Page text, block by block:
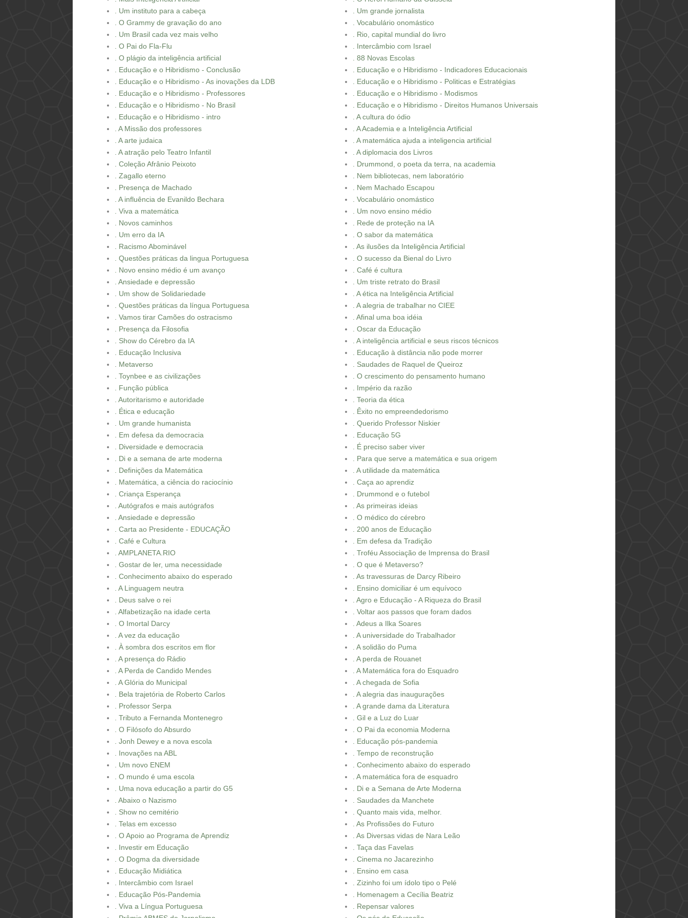
. Um instituto para a cabeça
. Um grande jornalista
. O Grammy de gravação do ano
. Vocabulário onomástico
. Um Brasil cada vez mais velho
. Rio, capital mundial do livro
. O Pai do Fla-Flu
. Intercâmbio com Israel
. O plágio da inteligência artificial
. 88 Novas Escolas
. Educação e o Hibridismo - Conclusão
. Educação e o Hibridismo - Indicadores Educacionais
. Educação e o Hibridismo - As inovações da LDB
. Educação e o Hibridismo - Politicas e Estratégias
. Educação e o Hibridismo - Professores
. Educação e o Hibridismo - Modismos
. Educação e o Hibridismo - No Brasil
. Educação e o Hibridismo - Direitos Humanos Universais
. Educação e o Hibridismo - intro
. A cultura do ódio
. A Missão dos professores
. A Academia e a Inteligência Artificial
. A arte judaica
. A matemática ajuda a inteligencia artificial
. A atração pelo Teatro Infantil
. A diplomacia dos Livros
. Coleção Afrânio Peixoto
. Drummond, o poeta da terra, na academia
. Zagallo eterno
. Nem bibliotecas, nem laboratório
. Presença de Machado
. Nem Machado Escapou
. A influência de Evanildo Bechara
. Vocabulário onomástico
. Viva a matemática
. Um novo ensino médio
. Novos caminhos
. Rede de proteção na IA
. Um erro da IA
. O sabor da matemática
. Racismo Abominável
. As ilusões da Inteligência Artificial
. Questões práticas da lingua Portuguesa
. O sucesso da Bienal do Livro
. Novo ensino médio é um avanço
. Café é cultura
. Ansiedade e depressão
. Um triste retrato do Brasil
. Um show de Solidariedade
. A ética na Inteligência Artificial
. Questões práticas da língua Portuguesa
. A alegria de trabalhar no CIEE
. Vamos tirar Camões do ostracismo
. Afinal uma boa idéia
. Presença da Filosofia
. Oscar da Educação
. Show do Cérebro da IA
. A inteligência artificial e seus riscos técnicos
. Educação Inclusiva
. Educação à distância não pode morrer
. Metaverso
. Saudades de Raquel de Queiroz
. Toynbee e as civilizações
. O crescimento do pensamento humano
. Função pública
. Império da razão
. Autoritarismo e autoridade
. Teoria da ética
. Ética e educação
. Êxito no empreendedorismo
. Um grande humanista
. Querido Professor Niskier
. Em defesa da democracia
. Educação 5G
. Diversidade e democracia
. É preciso saber viver
. Di e a semana de arte moderna
. Para que serve a matemática e sua origem
. Definições da Matemática
. A utilidade da matemática
. Matemática, a ciência do raciocínio
. Caça ao aprendiz
. Criança Esperança
. Drummond e o futebol
. Autógrafos e mais autógrafos
. As primeiras ideias
. Ansiedade e depressão
. O médico do cérebro
. Carta ao Presidente - EDUCAÇÃO
. 200 anos de Educação
. Café e Cultura
. Em defesa da Tradição
. AMPLANETA.RIO
. Troféu Associação de Imprensa do Brasil
. Gostar de ler, uma necessidade
. O que é Metaverso?
. Conhecimento abaixo do esperado
. As travessuras de Darcy Ribeiro
. A Linguagem neutra
. Ensino domiciliar é um equívoco
. Deus salve o rei
. Agro e Educação - A Riqueza do Brasil
. Alfabetização na idade certa
. Voltar aos passos que foram dados
. O Imortal Darcy
. Adeus a Ilka Soares
. A vez da educação
. A universidade do Trabalhador
. À sombra dos escritos em flor
. A solidão do Puma
. A presença do Rádio
. A perda de Rouanet
. A Perda de Candido Mendes
. A Matemática fora do Esquadro
. A Glória do Municipal
. A chegada de Sofia
. Bela trajetória de Roberto Carlos
. A alegria das inaugurações
. Professor Serpa
. A grande dama da Literatura
. Tributo a Fernanda Montenegro
. Gil e a Luz do Luar
. O Filósofo do Absurdo
. O Pai da economia Moderna
. Jonh Dewey e a nova escola
. Educação pós-pandemia
. Inovações na ABL
. Tempo de reconstrução
. Um novo ENEM
. Conhecimento abaixo do esperado
. O mundo é uma escola
. A matemática fora de esquadro
. Uma nova educação a partir do G5
. Di e a Semana de Arte Moderna
. Abaixo o Nazismo
. Saudades da Manchete
. Show no cemitério
. Quanto mais vida, melhor.
. Telas em excesso
. As Profissões do Futuro
. O Apoio ao Programa de Aprendiz
. As Diversas vidas de Nara Leão
. Investir em Educação
. Taça das Favelas
. O Dogma da diversidade
. Cinema no Jacarezinho
. Educação Midiática
. Ensino em casa
. Intercâmbio com Israel
. Zizinho foi um ídolo tipo o Pelé
. Educação Pós-Pandemia
. Homenagem a Cecília Beatriz
. Viva a Língua Portuguesa
. Repensar valores